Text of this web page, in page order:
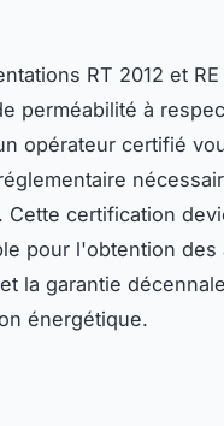
RT 2012 et
perméabilité à
opérateur certifié
Cette certification
pour l'obtention des
la garantie
énergétique.